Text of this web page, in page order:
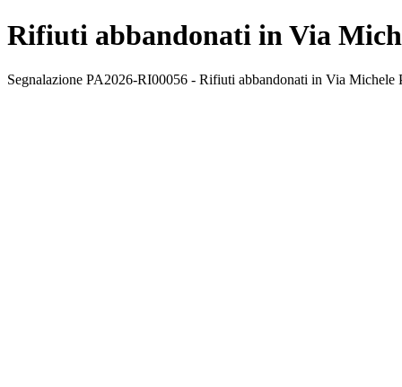
Rifiuti abbandonati in Via
Segnalazione PA2026-RI00056 - Rifiuti abbandonati in Via